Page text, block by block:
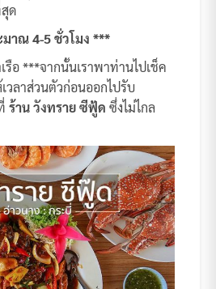
ด
มาณ 4-5 ชั่วโมง ***
รือ ***จากนั้นเราพาท่านไปเช็ค
วลาส่วนตัวก่อนออกไปรับ
ร้าน วังทราย ซีฟู้ด ซึ่งไม่ไกล